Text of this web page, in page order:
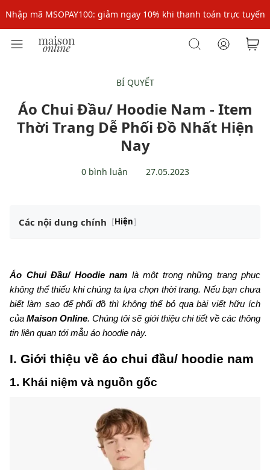
Nhập mã: MSOXINCHAO - Giảm 10% đơn đầu cho thành viên mới!
Nhập mã MSOPAY100: giảm ngay 10% khi thanh toán trực tuyến
BÍ QUYẾT
Áo Chui Đầu/ Hoodie Nam - Item
Thời Trang Dễ Phối Đồ Nhất Hiện
Nay
0 bình luận 27.05.2023
Các nội dung chính [Hiện]
Áo Chui Đầu/ Hoodie nam là một trong những trang phục
không thể thiếu khi chúng ta lựa chọn thời trang. Nếu bạn chưa
biết làm sao để phối đồ thì không thể bỏ qua bài viết hữu ích
củaMaison Online. Chúng tôi sẽ giới thiệu chi tiết về các thông
tin liên quan tới mẫu áo hoodie này.
I. Giới thiệu về áo chui đầu/ hoodie nam
1. Khái niệm và nguồn gốc